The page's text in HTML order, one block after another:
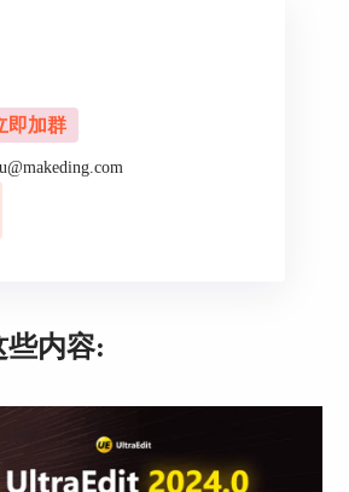
即加群
些内容: